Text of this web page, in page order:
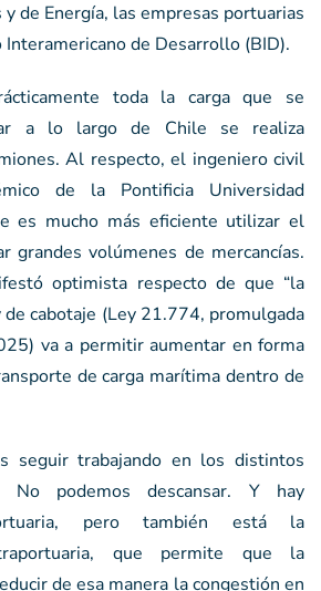
de Energía, las empresas portuarias
de Desarrollo (BID).
toda la carga que se
a lo largo de Chile se realiza
Al respecto, el ingeniero civil
de la Pontificia Universidad
es mucho más eficiente utilizar el
grandes volúmenes de mercancías.
optimista respecto de que “la
cabotaje (Ley 21.774, promulgada
va a permitir aumentar en forma
de carga marítima dentro de
seguir trabajando en los distintos
No podemos descansar. Y hay
pero también está la
que permite que la
de esa manera la congestión en